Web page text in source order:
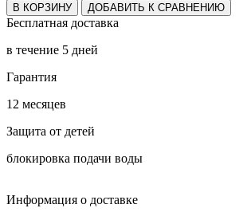
В КОРЗИНУ ДОБАВИТЬ К СРАВНЕНИЮ
Бесплатная доставка
в течение 5 дней
Гарантия
12 месяцев
Защита от детей
блокировка подачи воды
Информация о доставке